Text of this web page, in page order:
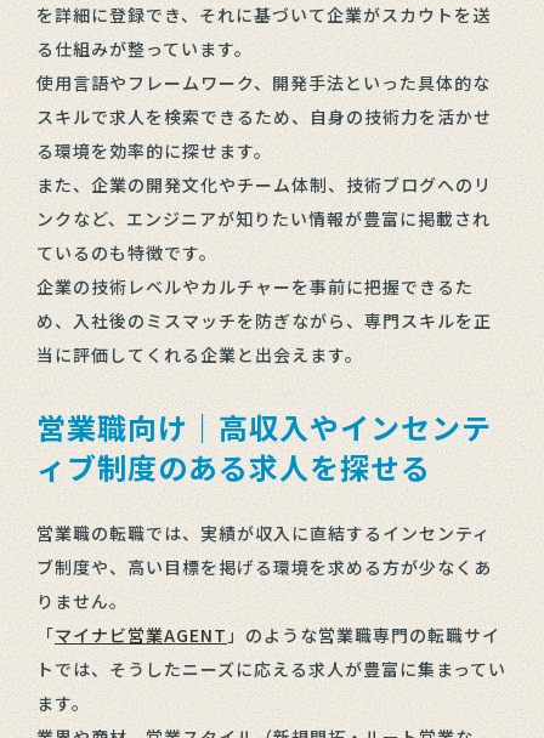
を詳細に登録でき、それに基づいて企業がスカウトを送
る仕組みが整っています。
使用言語やフレームワーク、開発手法といった具体的な
スキルで求人を検索できるため、自身の技術力を活かせ
る環境を効率的に探せます。
また、企業の開発文化やチーム体制、技術ブログへのリ
ンクなど、エンジニアが知りたい情報が豊富に掲載され
ているのも特徴です。
企業の技術レベルやカルチャーを事前に把握できるた
め、入社後のミスマッチを防ぎながら、専門スキルを正
当に評価してくれる企業と出会えます。
営業職向け｜高収入やインセンテ
ィブ制度のある求人を探せる
営業職の転職では、実績が収入に直結するインセンティ
ブ制度や、高い目標を掲げる環境を求める方が少なくあ
りません。
「マイナビ営業AGENT 」のような営業職専門の転職サイ
トでは、そうしたニーズに応える求人が豊富に集まってい
ます。